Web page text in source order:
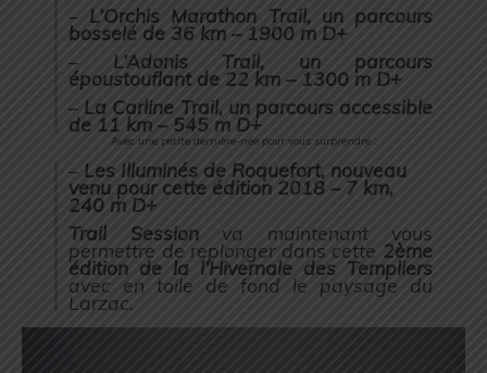
– L’Orchis Marathon Trail, un parcours
bosselé de 36 km – 1900 m D+
– L’Adonis Trail, un parcours
époustouflant de 22 km – 1300 m D+
– La Carline Trail, un parcours accessible
de 11 km – 545 m D+
Avec une petite dernière-née pour vous surprendre :
– Les Illuminés de Roquefort, nouveau
venu pour cette édition 2018 – 7 km,
240 m D+
Trail Sessionva maintenant vous
permettre de replonger dans cette 2ème
édition de la l’Hivernale des Templiers
avec en toile de fond le paysage du
Larzac.